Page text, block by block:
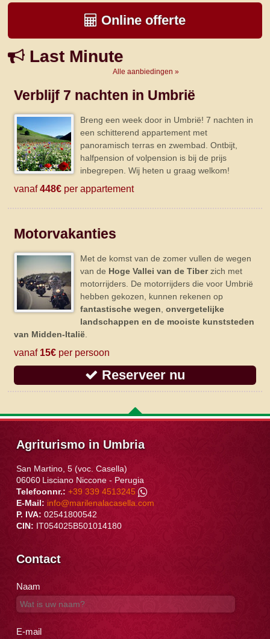
Online offerte
Last Minute
Alle aanbiedingen »
Verblijf 7 nachten in Umbrië
Breng een week door in Umbrië! 7 nachten in
een schitterend appartement met
panoramisch terras en zwembad. Ontbijt,
halfpension of volpension is bij de prijs
inbegrepen. Wij heten u graag welkom!
vanaf448€ per appartement
Motorvakanties
Met de komst van de zomer vullen de wegen
van de Hoge Vallei van de Tiberzich met
motorrijders. De motorrijders die voor Umbrië
hebben gekozen, kunnen rekenen op
fantastische wegen,onvergetelijke
landschappen en de mooiste kunststeden
van Midden-Italië.
vanaf 15€ per persoon
Reserveer nu
Agriturismo in Umbria
San Martino, 5 (voc. Casella)
06060 Lisciano Niccone- Perugia
Telefoonnr.: +39 339 4513245
E-Mail: info@marilenalacasella.com
P. IVA: 02541800542
CIN: IT054025B501014180
Contact
Naam
E-mail